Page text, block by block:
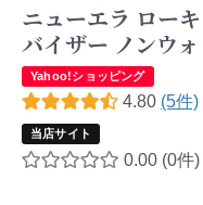
ニューエラ ロー
バイザー ノンウ
Yahoo!ショッピング
4.80 (5件)
当店サイト
0.00 (0件)